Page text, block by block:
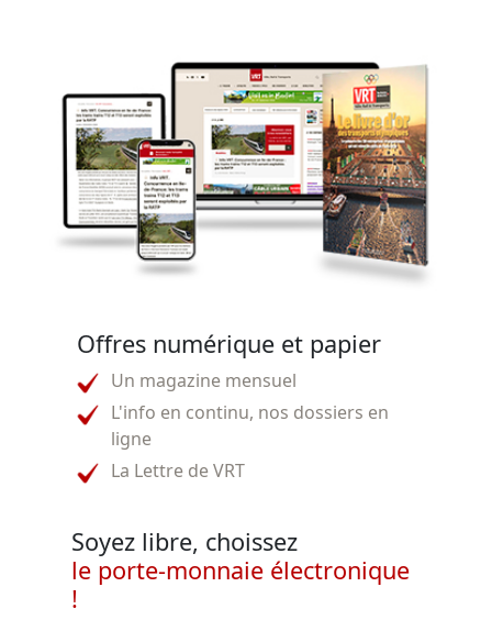
Offres numérique et papier
Un magazine mensuel
L'info en continu, nos dossiers en
ligne
La Lettre de VRT
Soyez libre, choissez
le porte-monnaie électronique
!